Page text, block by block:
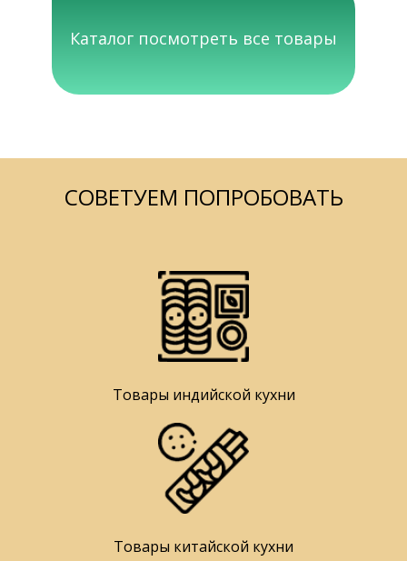
Каталог посмотреть все товары
СОВЕТУЕМ ПОПРОБОВАТЬ
Товары индийской кухни
Товары китайской кухни